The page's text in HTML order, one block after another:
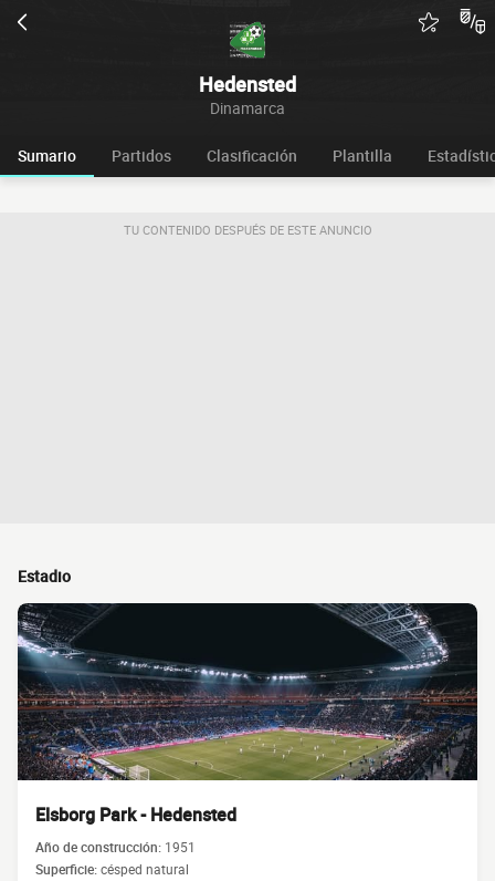
Hedensted
Dinamarca
Sumario Partidos Clasificación Plantilla
TU CONTENIDO DESPUÉS DE ESTE ANUNCIO
Estadio
Elsborg Park - Hedensted
Año de construcción: 1951
Superficie:césped natural